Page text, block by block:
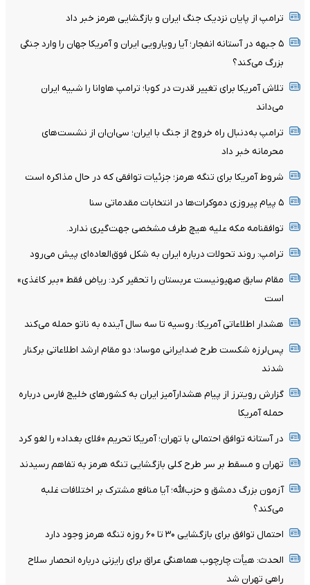
ترامپ از پایان نزدیک جنگ ایران و بازگشایی هرمز خبر داد
۵ جبهه در آستانه انفجار؛ آیا رویارویی ایران و آمریکا جهان را وارد جنگی
بزرگ می‌کند؟
تلاش آمریکا برای تغییر قدرت در کوبا؛ ترامپ هاوانا را شبیه ایران
می‌داند
ترامپ به‌دنبال راه خروج از جنگ با ایران؛ سی‌ان‌ان از نشست‌های
محرمانه خبر داد
شروط آمریکا برای تنگه هرمز؛ جزئیات توافقی که در حال مذاکره است
۵ پیام پیروزی دموکرات‌ها در انتخابات مقدماتی سنا
توافقنامه مکه علیه هیچ طرف مشخصی جهت‌گیری ندارد.
ترامپ: روند تحولات درباره ایران به شکل فوق‌العاده‌ای پیش می‌رود
مقام سابق صهیونیست عربستان را تحقیر کرد: ریاض فقط «ببر کاغذی»
است
هشدار اطلاعاتی آمریکا: روسیه تا سه سال آینده به ناتو حمله می‌کند
پس‌لرزه شکست طرح ضدایرانی موساد؛ دو مقام ارشد اطلاعاتی برکنار
شدند
گزارش رویترز از پیام هشدارآمیز ایران به کشورهای خلیج فارس درباره
حمله آمریکا
در آستانه توافق احتمالی با تهران؛ آمریکا تحریم «فلای بغداد» را لغو کرد
تهران و مسقط بر سر طرح کلی بازگشایی تنگه هرمز به تفاهم رسیدند
آزمون بزرگ دمشق و حزب‌الله؛ آیا منافع مشترک بر اختلافات غلبه
می‌کند؟
احتمال توافق برای بازگشایی ۳۰ تا ۶۰ روزه تنگه هرمز وجود دارد
الحدث: هیأت چارچوب هماهنگی عراق برای رایزنی درباره انحصار سلاح
راهی تهران شد